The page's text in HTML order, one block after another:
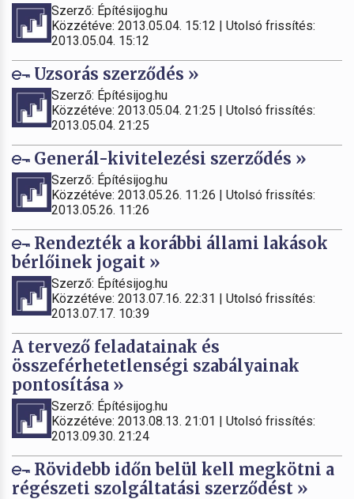
Szerző: Építésijog.hu
Közzétéve: 2013.05.04. 15:12 | Utolsó frissítés:
2013.05.04. 15:12
Uzsorás szerződés »
Szerző: Építésijog.hu
Közzétéve: 2013.05.04. 21:25 | Utolsó frissítés:
2013.05.04. 21:25
Generál-kivitelezési szerződés »
Szerző: Építésijog.hu
Közzétéve: 2013.05.26. 11:26 | Utolsó frissítés:
2013.05.26. 11:26
Rendezték a korábbi állami lakások
bérlőinek jogait »
Szerző: Építésijog.hu
Közzétéve: 2013.07.16. 22:31 | Utolsó frissítés:
2013.07.17. 10:39
A tervező feladatainak és
összeférhetetlenségi szabályainak
pontosítása »
Szerző: Építésijog.hu
Közzétéve: 2013.08.13. 21:01 | Utolsó frissítés:
2013.09.30. 21:24
Rövidebb időn belül kell megkötni a
régészeti szolgáltatási szerződést »